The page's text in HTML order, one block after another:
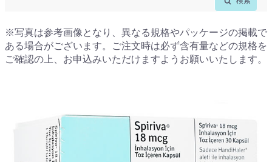
※写真は参考画像となり、異なる規格やパッケージの掲載で
ある場合がございます。ご注文時は必ず含有量などの規格を
ご確認の上、お申込みいただけますようお願いいたします。